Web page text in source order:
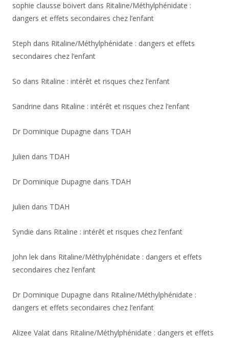
sophie clausse boivert dans Ritaline/Méthylphénidate :
dangers et effets secondaires chez l’enfant
Steph dans Ritaline/Méthylphénidate : dangers et effets
secondaires chez l’enfant
So dans Ritaline : intérêt et risques chez l’enfant
Sandrine dans Ritaline : intérêt et risques chez l’enfant
Dr Dominique Dupagne dans TDAH
Julien dans TDAH
Dr Dominique Dupagne dans TDAH
Julien dans TDAH
Syndie dans Ritaline : intérêt et risques chez l’enfant
John lek dans Ritaline/Méthylphénidate : dangers et effets
secondaires chez l’enfant
Dr Dominique Dupagne dans Ritaline/Méthylphénidate :
dangers et effets secondaires chez l’enfant
Alizee Valat dans Ritaline/Méthylphénidate : dangers et effets